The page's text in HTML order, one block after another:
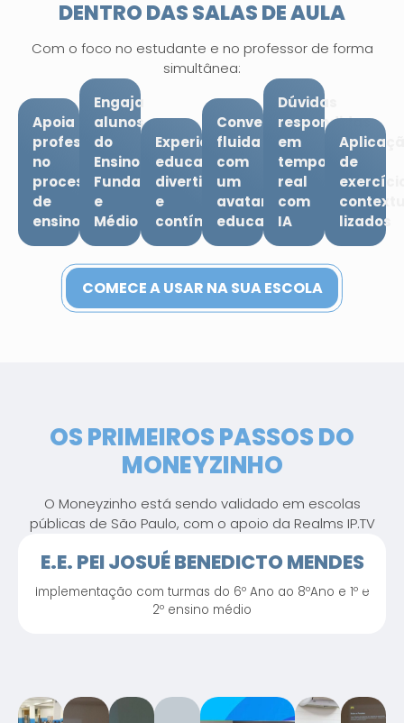
DENTRO DAS SALAS DE AULA
Com o foco no estudante e no professor de forma
simultânea:
Apoia
professores
no
processo
de
ensino
Engaja
alunos
do
Ensino
Fundamental
e
Médio
Experiência
educativa
divertida
e
contínua
Conversação
fluida
com
um
avatar
educacional
Dúvidas
respondidas
em
tempo
real
com
IA
de
lizados
COMECE A USAR NA SUA ESCOLA
OS PRIMEIROS PASSOS DO
MONEYZINHO
O Moneyzinho está sendo validado em escolas
públicas de São Paulo, com o apoio da Realms IP.TV
E.E. PEI JOSUÉ BENEDICTO MENDES
Implementação com turmas do 6º Ano ao 8ºAno e 1º e
2º ensino médio